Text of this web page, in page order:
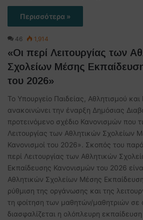
Περισσότερα »
46 1,914
«Οι περί Λειτουργίας των
Σχολείων Μέσης
του 2026»
Το Υπουργείο Παιδείας, Αθλητισμού
ανακοινώνει την έναρξη Δημόσιας
προτεινόμενο σχέδιο Κανονισμών που
Λειτουργίας των Αθλητικών Σχολείων
Κανονισμοί του 2026». Σκοπός του
περί Λειτουργίας των Αθλητικών
Εκπαίδευσης Κανονισμών του 2026
Αθλητικών Σχολείων Μέσης
ρύθμιση της οργάνωσης και της
τη φοίτηση των μαθητών/μαθητριών σε
διασφαλίζεται η ολόπλευρη